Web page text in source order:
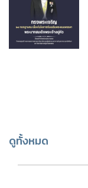
ดูทั้งหมด